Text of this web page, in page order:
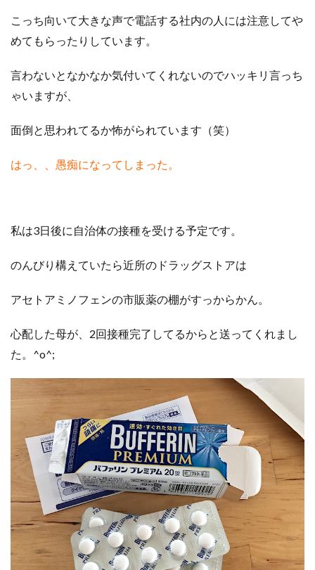
こっち向いて大きな声で電話する社内の人には注意してや
めてもらったりしています。
言わないとなかなか気付いてくれないのでハッキリ言っち
ゃいますが、
面倒と思われてるか怖がられています（笑）
はっ、、愚痴になってしまった。
私は3日後に自治体の接種を受ける予定です。
のんびり構えていたら近所のドラッグストアは
アセトアミノフェンの市販薬の棚がすっからかん。
心配した母が、2回接種完了してるからと送ってくれまし
た。^o^;